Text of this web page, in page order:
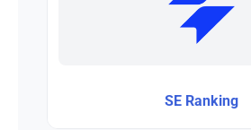
SE Ranking